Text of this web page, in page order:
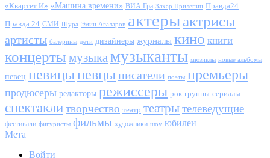
«Квартет И» «Машина времени» ВИА Гра Захар Прилепин Правда24
Правда 24 СМИ Шура Эмин Агаларов актерыактрисы
артисты балерины дети дизайнеры журналы кино книги
концерты музыка музыканты мюзиклы новые альбомы
певец певицыпевцыписатели поэты премьеры
продюсеры редакторы режиссеры рок-группы сериалы
спектаклитворчество театр театрытелеведущие
фестивали фигуристы фильмы художники шоу юбилеи
Мета
Войти